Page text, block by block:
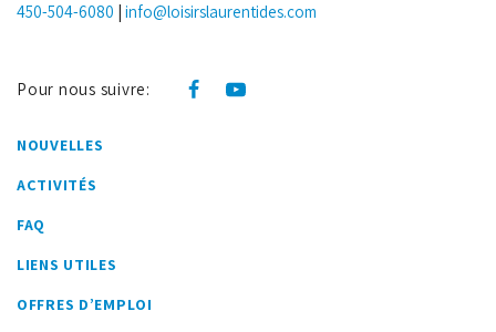
450-504-6080 | info@loisirslaurentides.com
Pour nous suivre:
NOUVELLES
ACTIVITÉS
FAQ
LIENS UTILES
OFFRES D’EMPLOI